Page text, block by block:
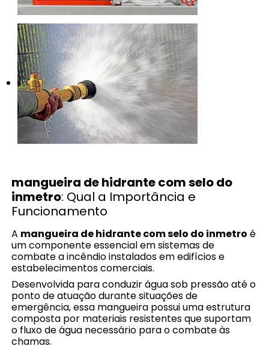
mangueira de hidrante com selo do
inmetro: Qual a Importância e
Funcionamento
A mangueira de hidrante com selo do inmetro é
um componente essencial em sistemas de
combate a incêndio instalados em edifícios e
estabelecimentos comerciais.
Desenvolvida para conduzir água sob pressão até o
ponto de atuação durante situações de
emergência, essa mangueira possui uma estrutura
composta por materiais resistentes que suportam
o fluxo de água necessário para o combate às
chamas.